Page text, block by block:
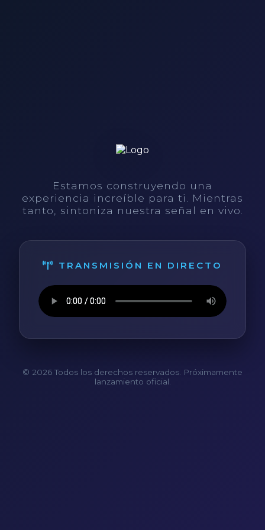
Estamos construyendo una
experiencia increíble para ti. Mientras
tanto, sintoniza nuestra señal en vivo.
TRANSMISIÓN EN DIRECTO
© 2026 Todos los derechos reservados. Próximamente
lanzamiento oficial.